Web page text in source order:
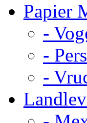
Papier
-
-
-